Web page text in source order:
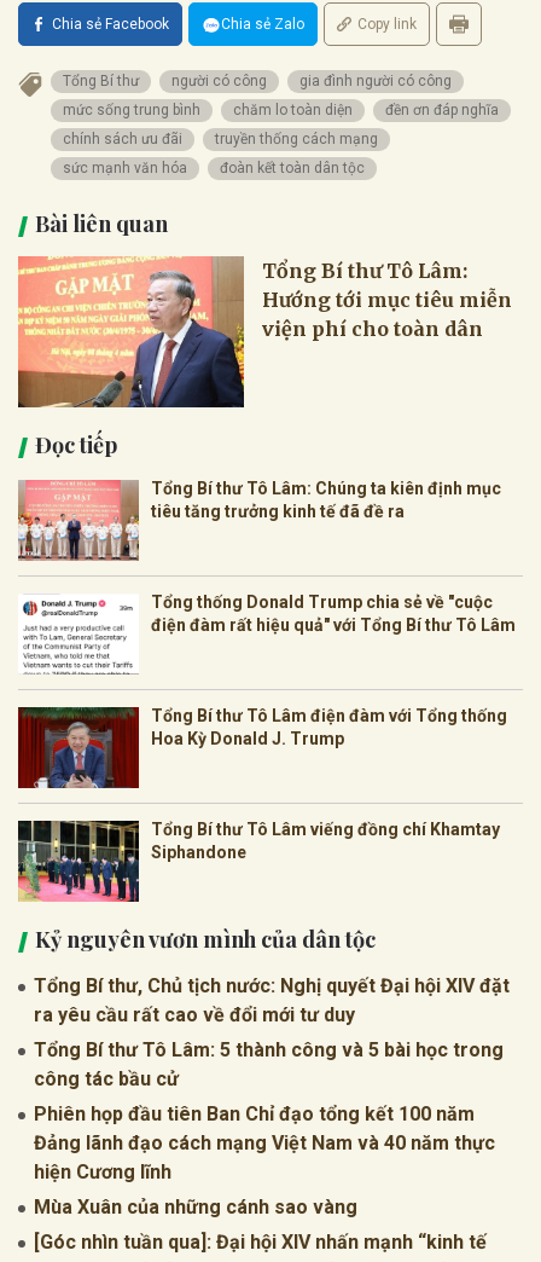
Chia sẻ Facebook Chia sẻ Zalo Copy link
Tổng Bí thư người có công
gia đình người có công
mức sống trung bình
chăm lo toàn diện
đền ơn đáp nghĩa
chính sách ưu đãi
truyền thống cách mạng
sức mạnh văn hóa
đoàn kết toàn dân tộc
Bài liên quan
Tổng Bí thư Tô Lâm:
Hướng tới mục tiêu miễn
viện phí cho toàn dân
Đọc tiếp
Tổng Bí thư Tô Lâm: Chúng ta kiên định mục
tiêu tăng trưởng kinh tế đã đề ra
Tổng thống Donald Trump chia sẻ về "cuộc
điện đàm rất hiệu quả" với Tổng Bí thư Tô Lâm
Tổng Bí thư Tô Lâm điện đàm với Tổng thống
Hoa Kỳ Donald J. Trump
Tổng Bí thư Tô Lâm viếng đồng chí Khamtay
Siphandone
Kỷ nguyên vươn mình của dân tộc
Tổng Bí thư, Chủ tịch nước: Nghị quyết Đại hội XIV đặt
ra yêu cầu rất cao về đổi mới tư duy
Tổng Bí thư Tô Lâm: 5 thành công và 5 bài học trong
công tác bầu cử
Phiên họp đầu tiên Ban Chỉ đạo tổng kết 100 năm
Đảng lãnh đạo cách mạng Việt Nam và 40 năm thực
hiện Cương lĩnh
Mùa Xuân của những cánh sao vàng
[Góc nhìn tuần qua]: Đại hội XIV nhấn mạnh “kinh tế